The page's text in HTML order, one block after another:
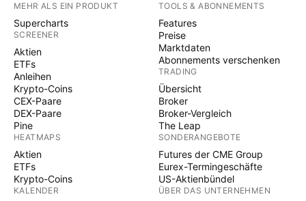
MEHR ALS EIN PRODUKT
Supercharts
SCREENER
Aktien
ETFs
Anleihen
Krypto-Coins
CEX-Paare
DEX-Paare
Pine
HEATMAPS
Aktien
ETFs
Krypto-Coins
KALENDER
TOOLS & ABONNEMENTS
Features
Preise
Marktdaten
Abonnements verschenken
TRADING
Übersicht
Broker
Broker-Vergleich
The Leap
SONDERANGEBOTE
Futures der CME Group
Eurex-Termingeschäfte
US-Aktienbündel
ÜBER DAS UNTERNEHMEN